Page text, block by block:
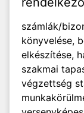
számlák/
könyvelése,
elkészítése,
szakmai
végzettség